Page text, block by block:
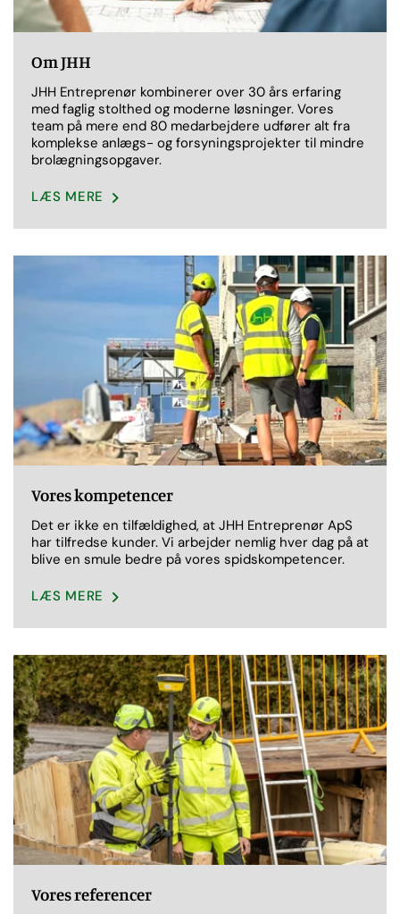
Om JHH
JHH Entreprenør kombinerer over 30 års erfaring
med faglig stolthed og moderne løsninger. Vores
team på mere end 80 medarbejdere udfører alt fra
komplekse anlægs- og forsyningsprojekter til mindre
brolægningsopgaver.
LÆS MERE
Vores kompetencer
Det er ikke en tilfældighed, at JHH Entreprenør ApS
har tilfredse kunder. Vi arbejder nemlig hver dag på at
blive en smule bedre på vores spidskompetencer.
LÆS MERE
Vores referencer